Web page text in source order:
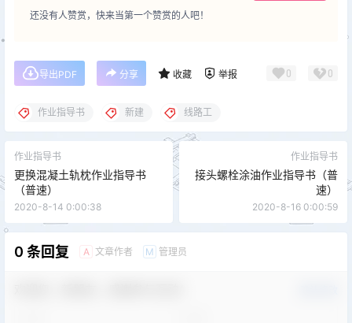
还没有人赞赏，快来当第一个赞赏的人吧！
导出PDF 分享 收藏 举报 0 0
作业指导书 新建 线路工
作业指导书
更换混凝土轨枕作业指导书
（普速）
2020-8-14 0:00:38
作业指导书
接头螺栓涂油作业指导书（普
速）
2020-8-16 0:00:59
0 条回复 A 文章作者 M 管理员